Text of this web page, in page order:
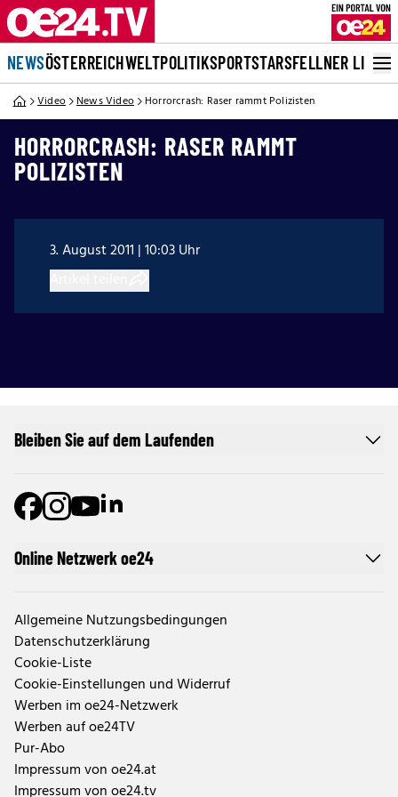
NEWSÖSTERREICHWELTPOLITIKSPORTSTARSFELLNER LIVE
Video News Video Horrorcrash: Raser rammt Polizisten
HORRORCRASH: RASER RAMMT
POLIZISTEN
3. August 2011 | 10:03 Uhr
Online Netzwerk oe24
Allgemeine Nutzungsbedingungen
Datenschutzerklärung
Cookie-Liste
Cookie-Einstellungen und Widerruf
Werben im oe24-Netzwerk
Werben auf oe24TV
Pur-Abo
Impressum von oe24.at
Impressum von oe24.tv
Bleiben Sie auf dem Laufenden